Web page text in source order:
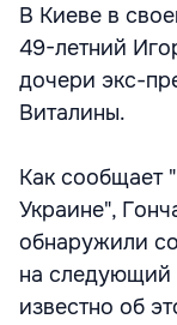
В Киеве в
49-летний
дочери экс-
Виталины.
Как сообщает
Украине",
обнаружили
на следующий
известно об